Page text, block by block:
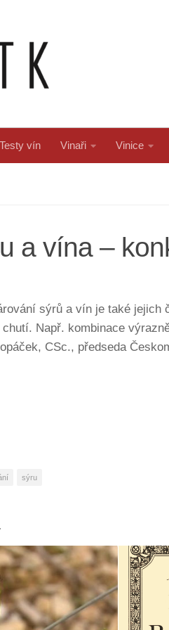
Testy vín Vinaři Vinice
a vína –
sýrů a vín je také
Např. kombinace
CSc., předseda
sýru